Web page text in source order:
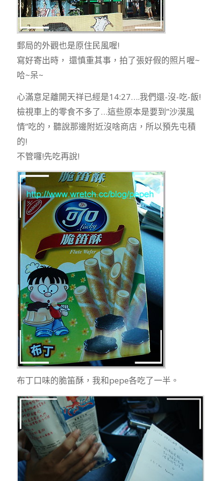
郵局的外觀也是原住民風喔!
寫好寄出時， 還慎重其事，拍了張好假的照片喔~
哈~呆~
心滿意足離開天祥已經是14:27….我們還-沒-吃-飯!
檢視車上的零食不多了…這些原本是要到”沙漠風
情”吃的，聽說那邊附近沒啥商店，所以預先屯積
的!
不管囉!先吃再說!
布丁口味的脆笛酥，我和pepe各吃了一半。